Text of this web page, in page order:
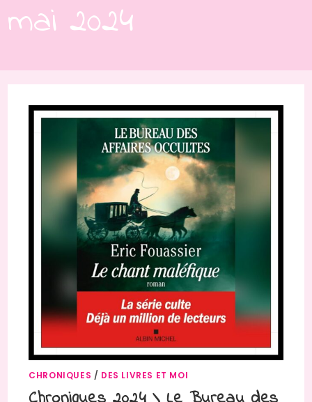
mai 2024
CHRONIQUES / DES LIVRES ET MOI